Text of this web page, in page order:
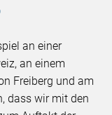
an einer
an einem
Freiberg und am
dass wir mit den